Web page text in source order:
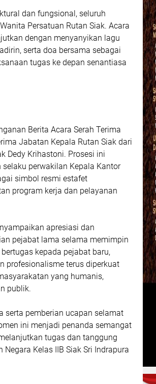
dan fungsional, seluruh
Persatuan Rutan Siak. Acara
dengan menyanyikan lagu
serta doa bersama sebagai
tugas ke depan senantiasa
Berita Acara Serah Terima
Jabatan Kepala Rutan Siak dari
Dedy Krihastoni. Prosesi ini
perwakilan Kepala Kantor
simbol resmi estafet
program kerja dan pelayanan
apresiasi dan
pejabat lama selama memimpin
kepada pejabat baru,
profesionalisme terus diperkuat
yang humanis,
publik.
serta pemberian ucapan selamat
ini menjadi penanda semangat
tugas dan tanggung
Kelas IIB Siak Sri Indrapura